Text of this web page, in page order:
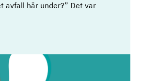
avfall här under?” Det var